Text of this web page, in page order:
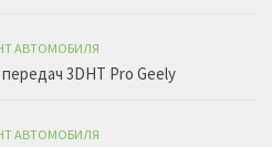
АВТОМОБИЛЯ
3DHT Pro Geely
АВТОМОБИЛЯ